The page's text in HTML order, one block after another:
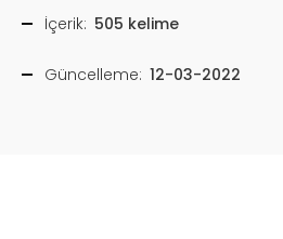
İçerik: 505 kelime
Güncelleme: 12-03-2022